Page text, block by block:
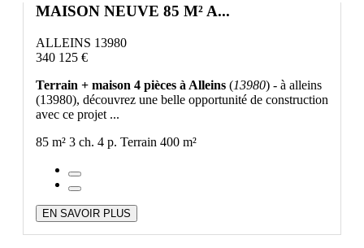
MAISON NEUVE 85 M² A...
ALLEINS 13980
340 125 €
Terrain + maison 4 pièces à Alleins (13980) - à alleins
(13980), découvrez une belle opportunité de construction
avec ce projet ...
85 m² 3 ch. 4 p. Terrain 400 m²
EN SAVOIR PLUS